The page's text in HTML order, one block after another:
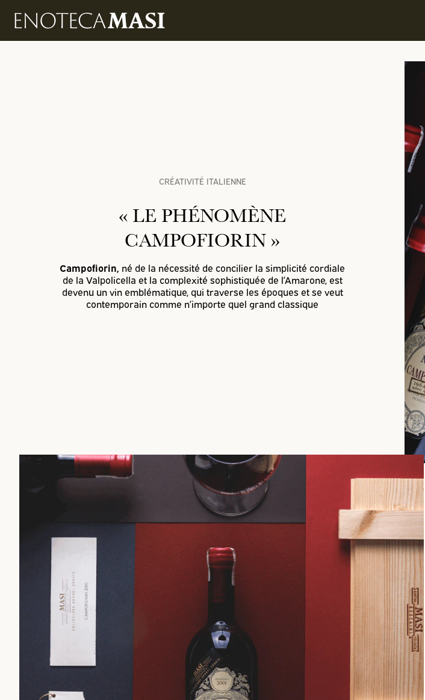
CRÉATIVITÉ ITALIENNE
« LE PHÉNOMÈNE
CAMPOFIORIN »
Campofiorin, né de la nécessité de concilier la simplicité cordiale
de la Valpolicella et la complexité sophistiquée de l’Amarone, est
devenu un vin emblématique, qui traverse les époques et se veut
contemporain comme n’importe quel grand classique